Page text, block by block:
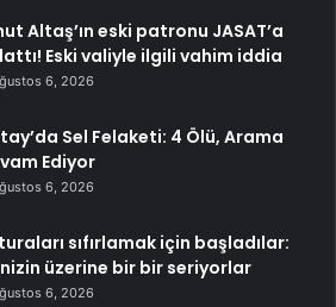
Altaş’ın eski patronu JASAT’a
Eski valiyle ilgili vahim iddia
6, 2026
Sel Felaketi: 4 Ölü, Arama
Ediyor
6, 2026
sıfırlamak için başladılar:
üzerine bir bir seriyorlar
6, 2026